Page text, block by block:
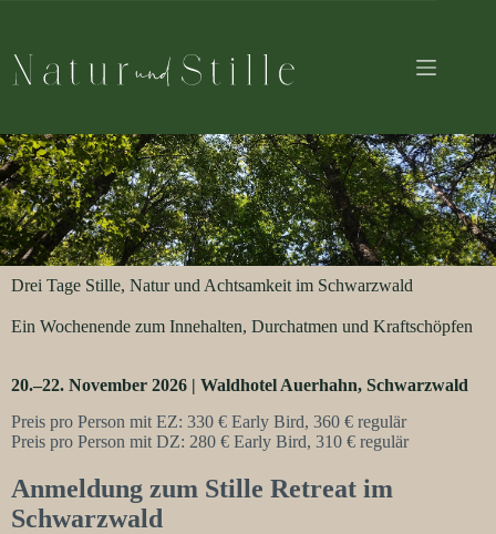
Drei Tage Stille, Natur und Achtsamkeit im Schwarzwald
Ein Wochenende zum Innehalten, Durchatmen und Kraftschöpfen
20.–22. November 2026 | Waldhotel Auerhahn, Schwarzwald
Preis pro Person mit EZ: 330 € Early Bird, 360 € regulär
Preis pro Person mit DZ: 280 € Early Bird, 310 € regulär
Anmeldung zum Stille Retreat im
Schwarzwald